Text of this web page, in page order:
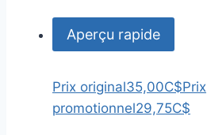
Aperçu rapide
Prix original35,00C$Prix
promotionnel29,75C$